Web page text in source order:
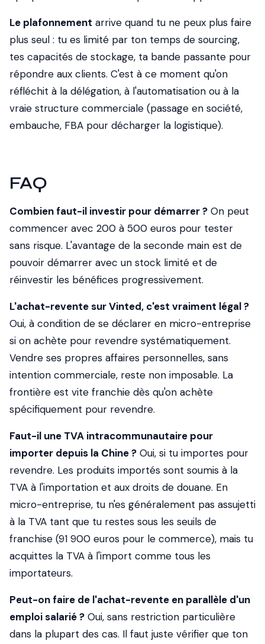
Le plafonnement arrive quand tu ne peux plus faire
plus seul : tu es limité par ton temps de sourcing,
tes capacités de stockage, ta bande passante pour
répondre aux clients. C'est à ce moment qu'on
réfléchit à la délégation, à l'automatisation ou à la
vraie structure commerciale (passage en société,
embauche, FBA pour décharger la logistique).
FAQ
Combien faut-il investir pour démarrer ? On peut
commencer avec 200 à 500 euros pour tester
sans risque. L'avantage de la seconde main est de
pouvoir démarrer avec un stock limité et de
réinvestir les bénéfices progressivement.
L'achat-revente sur Vinted, c'est vraiment légal ?
Oui, à condition de se déclarer en micro-entreprise
si on achète pour revendre systématiquement.
Vendre ses propres affaires personnelles, sans
intention commerciale, reste non imposable. La
frontière est vite franchie dès qu'on achète
spécifiquement pour revendre.
Faut-il une TVA intracommunautaire pour
importer depuis la Chine ? Oui, si tu importes pour
revendre. Les produits importés sont soumis à la
TVA à l'importation et aux droits de douane. En
micro-entreprise, tu n'es généralement pas assujetti
à la TVA tant que tu restes sous les seuils de
franchise (91 900 euros pour le commerce), mais tu
acquittes la TVA à l'import comme tous les
importateurs.
Peut-on faire de l'achat-revente en parallèle d'un
emploi salarié ? Oui, sans restriction particulière
dans la plupart des cas. Il faut juste vérifier que ton